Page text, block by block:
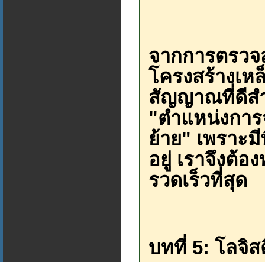
จากการตรว
โครงสร้างเ
สัญญาณที่ดีส
"ตำแหน่งกา
ย้าย" เพราะ
อยู่ เราจึงต้อ
รวดเร็วที่สุด
บทที่ 5: โลจิส